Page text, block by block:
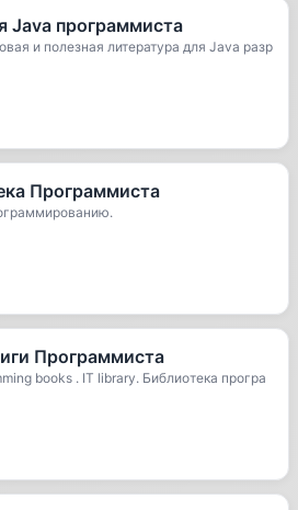
Java программиста
и полезная литература для Java разр
Программиста
Программиста
books . IT library. Библиотека програ